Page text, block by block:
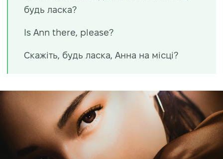
будь ласка?
Is Ann there, please?
Скажіть, будь ласка, Анна на місці?